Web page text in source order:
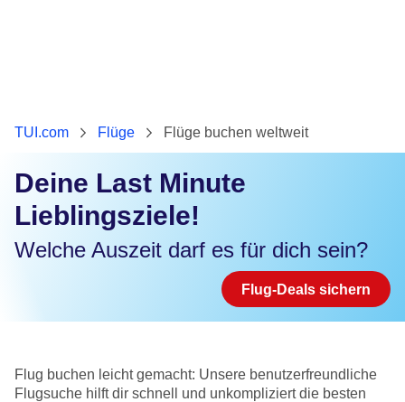
TUI.com Flüge Flüge buchen weltweit
Deine Last Minute
Lieblingsziele!
Welche Auszeit darf es für dich sein?
Flug-Deals sichern
Flug buchen leicht gemacht: Unsere benutzerfreundliche
Flugsuche hilft dir schnell und unkompliziert die besten